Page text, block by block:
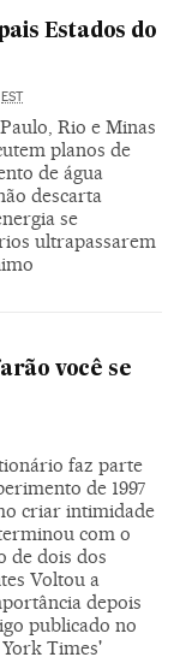
Estados do
EST
Rio e Minas
planos de
de água
descarta
se
ultrapassarem
você se
faz parte
de 1997
criar intimidade
com o
de dois dos
Voltou a
depois
publicado no
Times'